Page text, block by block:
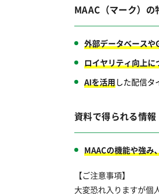
MAAC（マーク）の
外部データベース
ロイヤリティ向上に
AIを活用した配信タ
資料で得られる情報
MAACの機能や強み
【ご注意事項】
大変恐れ入りますが個